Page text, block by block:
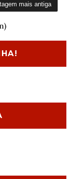
mais antiga